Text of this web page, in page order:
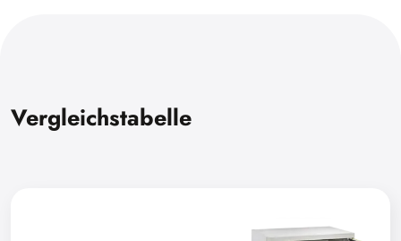
Vergleichstabelle